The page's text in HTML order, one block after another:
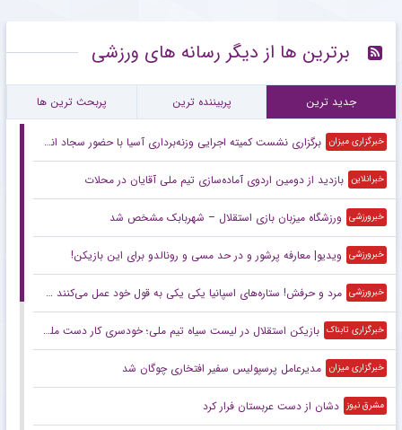
برترین ها از دیگر رسانه های ورزشی
جدید ترین پربیننده ترین پربحث ترین ها
خبرگزاری میزان برگزاری نشست کمیته اجرایی وزنه‌برداری آسیا با حضور سجاد انوشیروانی
خبرانلاین بازدید از دومین اردوی آماده‌سازی تیم ملی آقایان در محلات
خبرورزشی ورزشگاه میزبان بازی استقلال – شهربابک مشخص شد
خبرورزشی ویدیو| معارفه‌ پرشور و در حد مسی و رونالدو برای این بازیکن!
خبرورزشی مرد و حرفش! ستاره‌های اسپانیا یکی یکی به قول خود عمل می‌کنند +عکس
خبرگزاری تابناک بازیکن استقلال در لیست سیاه تیم ملی؛ خودسری کار دست ملی‌پوش آبی‌ها داد
خبرگزاری میزان مدیرعامل پرسپولیس سفیر افتخاری چوگان شد
مشرق نیوز دشان از دست عربستان فرار کرد